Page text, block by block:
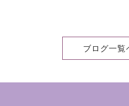
ブログ一覧